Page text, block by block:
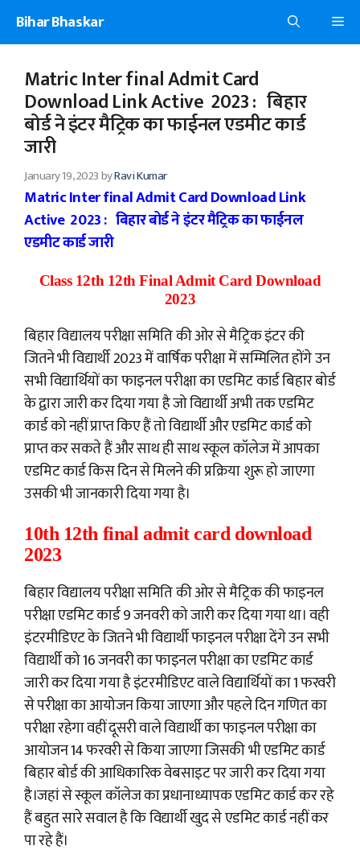
content
Bihar Bhaskar
Matric Inter final Admit Card
Download Link Active 2023 : बिहार
बोर्ड ने इंटर मैट्रिक का फाईनल एडमीट कार्ड
जारी
January 19, 2023byRavi Kumar
Matric Inter final Admit Card Download Link
Active 2023 : बिहार बोर्ड ने इंटर मैट्रिक का फाईनल
एडमीट कार्ड जारी
Class 12th 12th Final Admit Card Download
2023
बिहार विद्यालय परीक्षा समिति की ओर से मैट्रिक इंटर की
जितने भी विद्यार्थी 2023 में वार्षिक परीक्षा में सम्मिलित होंगे उन
सभी विद्यार्थियों का फाइनल परीक्षा का एडमिट कार्ड बिहार बोर्ड
के द्वारा जारी कर दिया गया है जो विद्यार्थी अभी तक एडमिट
कार्ड को नहीं प्राप्त किए हैं तो विद्यार्थी और एडमिट कार्ड को
प्राप्त कर सकते हैं और साथ ही साथ स्कूल कॉलेज में आपका
एडमिट कार्ड किस दिन से मिलने की प्रक्रिया शुरू हो जाएगा
उसकी भी जानकारी दिया गया है।
10th 12th final admit card download
2023
बिहार विद्यालय परीक्षा समिति की ओर से मैट्रिक की फाइनल
परीक्षा एडमिट कार्ड 9 जनवरी को जारी कर दिया गया था। वही
इंटरमीडिएट के जितने भी विद्यार्थी फाइनल परीक्षा देंगे उन सभी
विद्यार्थी को 16 जनवरी का फाइनल परीक्षा का एडमिट कार्ड
जारी कर दिया गया है इंटरमीडिएट वाले विद्यार्थियों का 1 फरवरी
से परीक्षा का आयोजन किया जाएगा और पहले दिन गणित का
परीक्षा रहेगा वहीं दूसरी वाले विद्यार्थी का फाइनल परीक्षा का
आयोजन 14 फरवरी से किया जाएगा जिसकी भी एडमिट कार्ड
बिहार बोर्ड की आधिकारिक वेबसाइट पर जारी कर दिया गया
है।जहां से स्कूल कॉलेज का प्रधानाध्यापक एडमिट कार्ड कर रहे
हैं बहुत सारे सवाल है कि विद्यार्थी खुद से एडमिट कार्ड नहीं कर
पा रहे हैं।